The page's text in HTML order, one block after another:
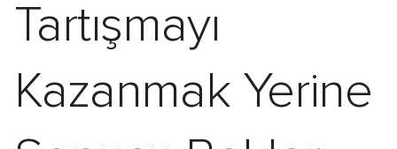
Tartışmayı
Kazanmak Yerine